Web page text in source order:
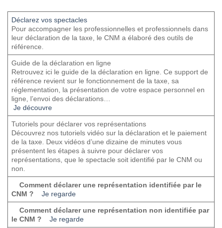
Déclarez vos spectacles
Pour accompagner les professionnelles et professionnels dans
leur déclaration de la taxe, le CNM a élaboré des outils de
référence. ­ ­ ­ ­ ­ ­
­Guide de la déclaration en ligne ­
Retrouvez ici le guide de la déclaration en ligne. Ce support de
référence revient sur le fonctionnement de la taxe, sa
réglementation, la présentation de votre espace personnel en
ligne, l’envoi des déclarations… ­ ­ ­
­Je découvre
­Tutoriels pour déclarer vos représentations ­ ­ ­ ­
Découvrez nos tutoriels vidéo sur la déclaration et le paiement
de la taxe. Deux vidéos d’une dizaine de minutes vous
présentent les étapes à suivre pour déclarer vos
représentations, que le spectacle soit identifié par le CNM ou
non. ­ ­ ­ ­ ­
­ ­ ­ ­Comment déclarer une représentation identifiée par le
CNM ? ­ ­ ­Je regarde
­ ­ ­ ­Comment déclarer une représentation non identifiée par
le CNM ? ­ ­ ­Je regarde